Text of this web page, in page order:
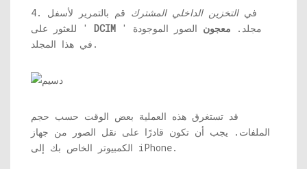
4. فيالتخزين الداخلي المشترك قم بالتمرير لأسفل
للعثور على ' DCIM ' مجلد. معجون الصور الموجودة
في هذا المجلد.
قد تستغرق هذه العملية بعض الوقت حسب حجم
الملفات. يجب أن تكون قادرًا على نقل الصور من جهاز
الكمبيوتر الخاص بك إلى iPhone.